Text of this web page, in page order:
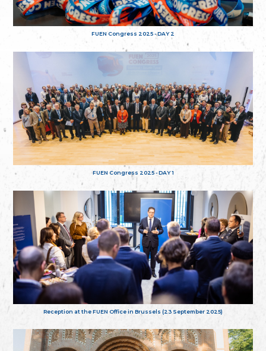
FUEN Congress 2025 - DAY 2
FUEN Congress 2025 - DAY 1
Reception at the FUEN Office in Brussels (23 September 2025)